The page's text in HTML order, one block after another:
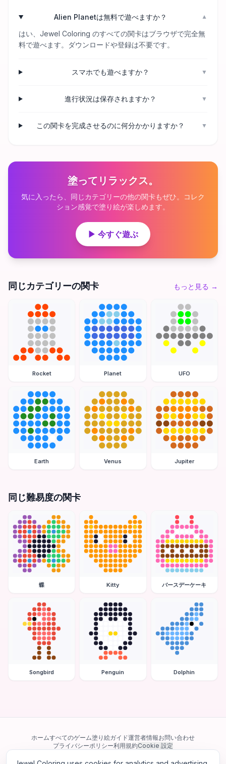
Alien Planetは無料で遊べますか？ ▼
はい、Jewel Coloring のすべての関卡はブラウザで完全無
料で遊べます。ダウンロードや登録は不要です。
スマホでも遊べますか？ ▼
進行状況は保存されますか？ ▼
この関卡を完成させるのに何分かかりますか？ ▼
塗ってリラックス。
気に入ったら、同じカテゴリーの他の関卡もぜひ。コレク
ション感覚で塗り絵が楽しめます。
▶ 今すぐ遊ぶ
同じカテゴリーの関卡 もっと見る →
Rocket Planet UFO
Earth Venus Jupiter
同じ難易度の関卡
蝶 Kitty バースデーケーキ
Songbird Penguin Dolphin
ホームすべてのゲーム塗り絵ガイド運営者情報お問い合わせ
プライバシーポリシー利用規約Cookie 設定